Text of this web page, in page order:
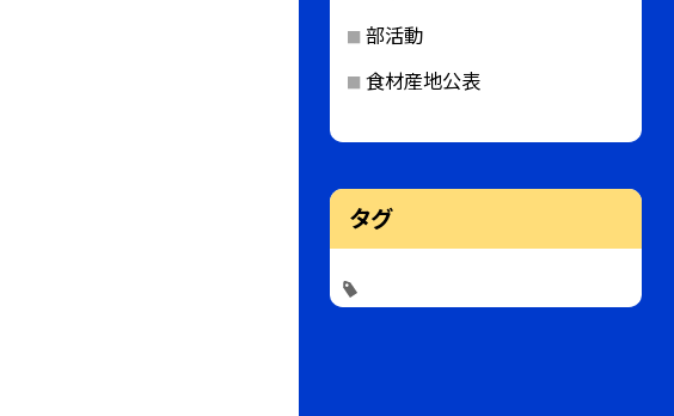
部活動
食材産地公表
タグ